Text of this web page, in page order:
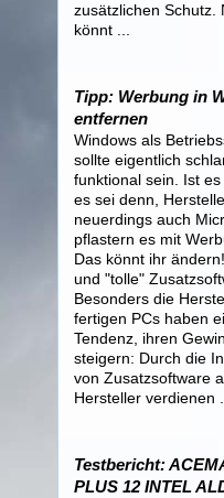
zusätzlichen Schutz.
könnt ...
Tipp: Werbung in
entfernen
Windows als
sollte eigentlich
funktional sein. Ist es
es sei denn,
neuerdings auch
pflastern es mit
Das könnt ihr
und "tolle"
Besonders die
fertigen PCs haben
Tendenz, ihren
steigern: Durch die
von Zusatzsoftware
Hersteller verdienen ...
Testbericht:
PLUS 12 INTEL